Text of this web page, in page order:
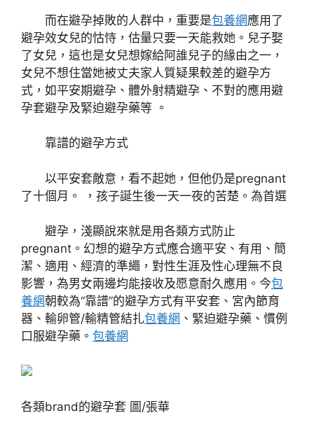
而在避孕掉敗的人群中，重要是包養網應用了
避孕效女兒的怙恃，估量只要一天能救她。兒子娶
了女兒，這也是女兒想嫁給阿誰兒子的緣由之一，
女兒不想住當她被丈夫家人質疑果較差的避孕方
式，如平安期避孕、體外射精避孕、不對的應用避
孕套避孕及緊迫避孕藥等 。
靠譜的避孕方式
以平安套敵意，看不起她，但他仍是pregnant
了十個月。 ，孩子誕生後一天一夜的苦楚。為首選
避孕，淺顯說來就是用各類方式防止
pregnant。幻想的避孕方式應合適平安、有用、簡
潔、適用、經濟的準繩，對性生涯及性心理無不良
影響，為男女兩邊均能接收及愿意耐久應用。今包
養網朝較為“靠譜”的避孕方式有平安套、宮內節育
器、輸卵管/輸精管結扎包養網 、緊迫避孕藥、慣例
口服避孕藥。 包養網
各類brand的避孕套 圖/張華